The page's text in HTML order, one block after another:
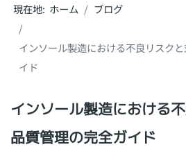
現在地: ホーム ブログ
インソール製造における不良リスク
イド
インソール製造における
品質管理の完全ガイド